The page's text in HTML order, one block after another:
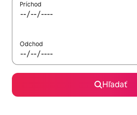
Príchod
Odchod
Hľadať